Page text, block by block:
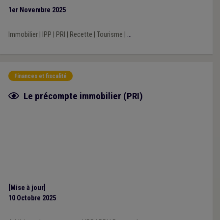
1er Novembre 2025
Immobilier| IPP PRI Recette Tourisme ...
Finances et fiscalité
Fiche focus
Le précompte immobilier (PRI)
[Mise à jour]
10 Octobre 2025